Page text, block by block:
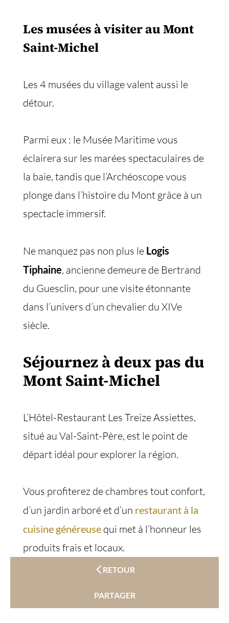
Les musées à visiter au Mont
Saint-Michel
Les 4 musées du village valent aussi le
détour.
Parmi eux : le Musée Maritime vous
éclairera sur les marées spectaculaires de
la baie, tandis que l’Archéoscope vous
plonge dans l’histoire du Mont grâce à un
spectacle immersif.
Ne manquez pas non plus le Logis
Tiphaine, ancienne demeure de Bertrand
du Guesclin, pour une visite étonnante
dans l’univers d’un chevalier du XIVe
siècle.
Séjournez à deux pas du
Mont Saint-Michel
L’Hôtel-Restaurant Les Treize Assiettes,
situé au Val-Saint-Père, est le point de
départ idéal pour explorer la région.
Vous profiterez de chambres tout confort,
d’un jardin arboré et d’un restaurant à la
cuisine généreusequi met à l’honneur les
produits frais et locaux.
RETOUR
PARTAGER